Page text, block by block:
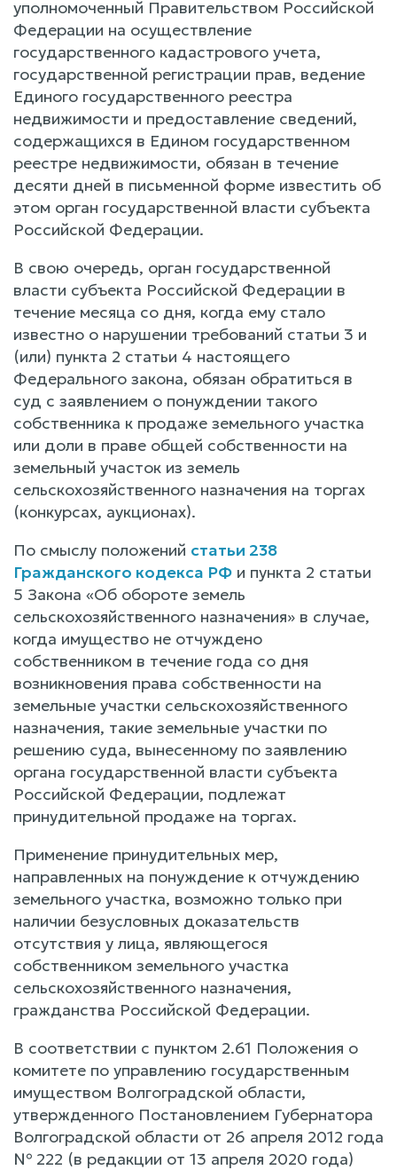
уполномоченный Правительством Российской
Федерации на осуществление
государственного кадастрового учета,
государственной регистрации прав, ведение
Единого государственного реестра
недвижимости и предоставление сведений,
содержащихся в Едином государственном
реестре недвижимости, обязан в течение
десяти дней в письменной форме известить об
этом орган государственной власти субъекта
Российской Федерации.
В свою очередь, орган государственной
власти субъекта Российской Федерации в
течение месяца со дня, когда ему стало
известно о нарушении требований статьи 3 и
(или) пункта 2 статьи 4 настоящего
Федерального закона, обязан обратиться в
суд с заявлением о понуждении такого
собственника к продаже земельного участка
или доли в праве общей собственности на
земельный участок из земель
сельскохозяйственного назначения на торгах
(конкурсах, аукционах).
По смыслу положений статьи 238
Гражданского кодекса РФ и пункта 2 статьи
5 Закона «Об обороте земель
сельскохозяйственного назначения» в случае,
когда имущество не отчуждено
собственником в течение года со дня
возникновения права собственности на
земельные участки сельскохозяйственного
назначения, такие земельные участки по
решению суда, вынесенному по заявлению
органа государственной власти субъекта
Российской Федерации, подлежат
принудительной продаже на торгах.
Применение принудительных мер,
направленных на понуждение к отчуждению
земельного участка, возможно только при
наличии безусловных доказательств
отсутствия у лица, являющегося
собственником земельного участка
сельскохозяйственного назначения,
гражданства Российской Федерации.
В соответствии с пунктом 2.61 Положения о
комитете по управлению государственным
имуществом Волгоградской области,
утвержденного Постановлением Губернатора
Волгоградской области от 26 апреля 2012 года
№ 222 (в редакции от 13 апреля 2020 года)